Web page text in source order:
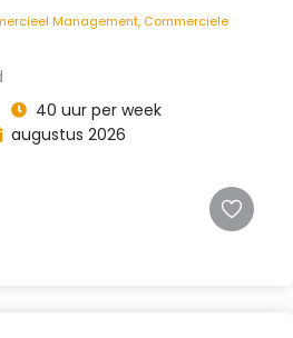
Management, Commerciele
40 uur per week
augustus 2026